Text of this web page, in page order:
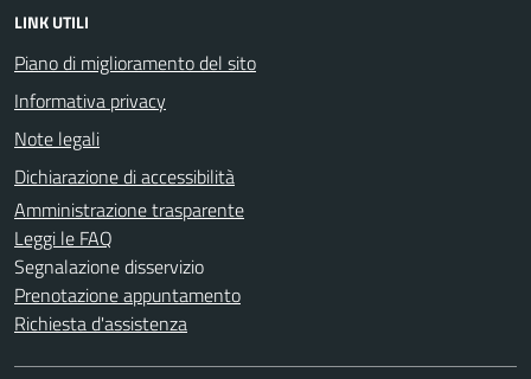
LINK UTILI
Piano di miglioramento del sito
Informativa privacy
Note legali
Dichiarazione di accessibilità
Amministrazione trasparente
Leggi le FAQ
Segnalazione disservizio
Prenotazione appuntamento
Richiesta d'assistenza